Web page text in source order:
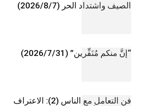
الصيف واشتداد الحر (2026/8/7)
“إنَّ منكم مُنَفِّرين” (2026/7/31)
فن التعامل مع الناس (2): الاعتراف